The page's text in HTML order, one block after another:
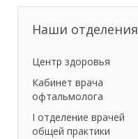
Наши отделения
Центр здоровья
Кабинет врача
офтальмолога
I отделение врачей
общей практики